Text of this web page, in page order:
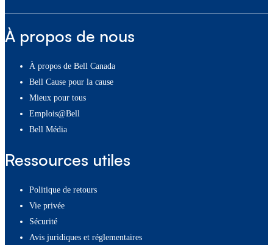
À propos de nous
À propos de Bell Canada
Bell Cause pour la cause
Mieux pour tous
Emplois@Bell
Bell Média
Ressources utiles
Politique de retours
Vie privée
Sécurité
Avis juridiques et réglementaires